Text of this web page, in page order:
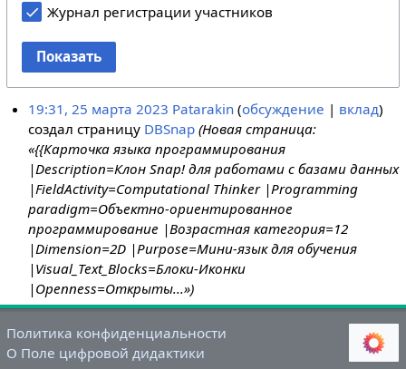
Журнал регистрации участников
Показать
19:31, 25 марта 2023 Patarakin обсуждение
вклад
создал страницу DBSnap (Новая страница:
«{{Карточка языка программирования
|Description=Клон Snap! для работами с базами данных
|FieldActivity=Computational Thinker |Programming
paradigm=Объектно-ориентированное
программирование |Возрастная категория=12
|Dimension=2D |Purpose=Мини-язык для обучения
|Visual_Text_Blocks=Блоки-Иконки
|Openness=Открыты...»)
Политика конфиденциальности
О Поле цифровой дидактики